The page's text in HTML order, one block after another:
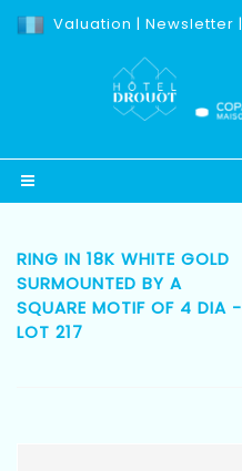
Valuation | Newsletter |
RING IN 18K WHITE GOLD
SURMOUNTED BY A
SQUARE MOTIF OF 4 DIA -
LOT 217